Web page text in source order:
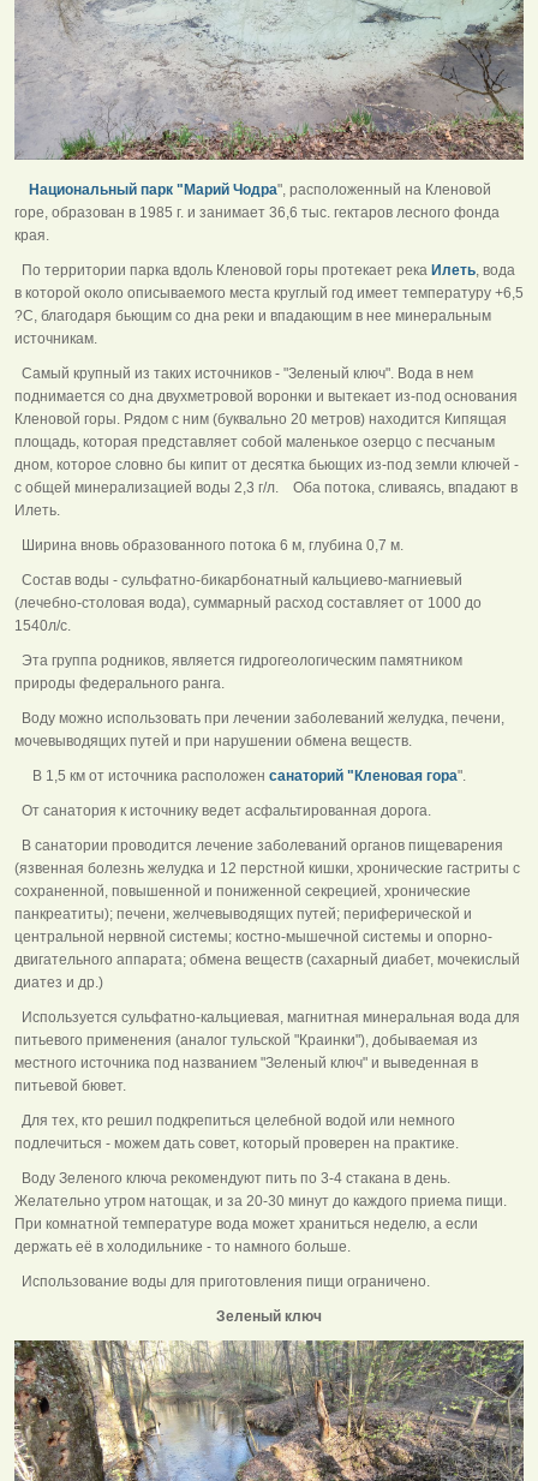
Национальный парк "Марий Чодра", расположенный на Кленовой
горе, образован в 1985 г. и занимает 36,6 тыс. гектаров лесного фонда
края.
По территории парка вдоль Кленовой горы протекает река Илеть , вода
в которой около описываемого места круглый год имеет температуру +6,5
?C, благодаря бьющим со дна реки и впадающим в нее минеральным
источникам.
Самый крупный из таких источников - "Зеленый ключ". Вода в нем
поднимается со дна двухметровой воронки и вытекает из-под основания
Кленовой горы. Рядом с ним (буквально 20 метров) находится Кипящая
площадь, которая представляет собой маленькое озерцо с песчаным
дном, которое словно бы кипит от десятка бьющих из-под земли ключей -
с общей минерализацией воды 2,3 г/л. Оба потока, сливаясь, впадают в
Илеть.
Ширина вновь образованного потока 6 м, глубина 0,7 м.
Состав воды - сульфатно-бикарбонатный кальциево-магниевый
(лечебно-столовая вода), суммарный расход составляет от 1000 до
1540л/с.
Эта группа родников, является гидрогеологическим памятником
природы федерального ранга.
Воду можно использовать при лечении заболеваний желудка, печени,
мочевыводящих путей и при нарушении обмена веществ.
В 1,5 км от источника расположен санаторий "Кленовая гора".
От санатория к источнику ведет асфальтированная дорога.
В санатории проводится лечение заболеваний органов пищеварения
(язвенная болезнь желудка и 12 перстной кишки, хронические гастриты с
сохраненной, повышенной и пониженной секрецией, хронические
панкреатиты); печени, желчевыводящих путей; периферической и
центральной нервной системы; костно-мышечной системы и опорно-
двигательного аппарата; обмена веществ (сахарный диабет, мочекислый
диатез и др.)
Используется сульфатно-кальциевая, магнитная минеральная вода для
питьевого применения (аналог тульской "Краинки"), добываемая из
местного источника под названием "Зеленый ключ" и выведенная в
питьевой бювет.
Для тех, кто решил подкрепиться целебной водой или немного
подлечиться - можем дать совет, который проверен на практике.
Воду Зеленого ключа рекомендуют пить по 3-4 стакана в день.
Желательно утром натощак, и за 20-30 минут до каждого приема пищи.
При комнатной температуре вода может храниться неделю, а если
держать её в холодильнике - то намного больше.
Использование воды для приготовления пищи ограничено.
Зеленый ключ